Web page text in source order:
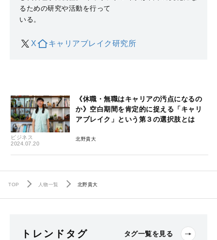
るための研究や活動を行って
いる。
X キャリアブレイク研究所
ビジネス
2024.07.20
《休職・無職はキャリアの汚点になるの
か》空白期間を肯定的に捉える「キャリ
アブレイク」という第３の選択肢とは
北野貴大
TOP 人物一覧 北野貴大
トレンドタグ タグ一覧を見る